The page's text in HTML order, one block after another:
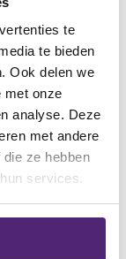
te
te bieden
Ook delen we
met onze
analyse. Deze
met andere
ze hebben
services.
van passend